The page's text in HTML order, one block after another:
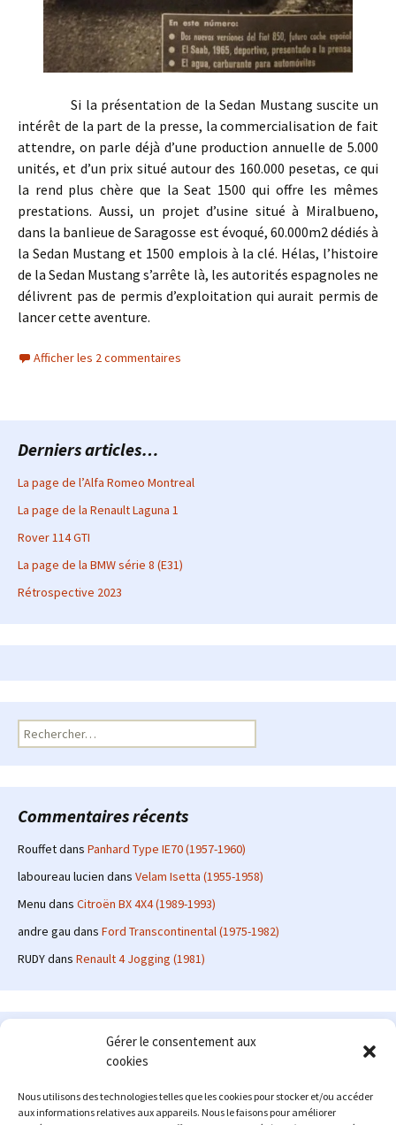
Gérer le consentement aux
cookies
Nous utilisons des technologies telles que les cookies pour stocker et/ou accéder
aux informations relatives aux appareils. Nous le faisons pour améliorer
Si la présentation de la Sedan Mustang suscite un
intérêt de la part de la presse, la commercialisation de fait
attendre, on parle déjà d’une production annuelle de 5.000
unités, et d’un prix situé autour des 160.000 pesetas, ce qui
la rend plus chère que la Seat 1500 qui offre les mêmes
prestations. Aussi, un projet d’usine situé à Miralbueno,
dans la banlieue de Saragosse est évoqué, 60.000m2 dédiés à
la Sedan Mustang et 1500 emplois à la clé. Hélas, l’histoire
de la Sedan Mustang s’arrête là, les autorités espagnoles ne
délivrent pas de permis d’exploitation qui aurait permis de
lancer cette aventure.
Afficher les 2 commentaires
Derniers articles…
La page de l’Alfa Romeo Montreal
La page de la Renault Laguna 1
Rover 114 GTI
La page de la BMW série 8 (E31)
Rétrospective 2023
Rechercher :
Commentaires récents
Rouffetdans Panhard Type IE70 (1957-1960)
laboureau lucien dans Velam Isetta (1955-1958)
Menu dans Citroën BX 4X4 (1989-1993)
andre gau dans Ford Transcontinental (1975-1982)
RUDYdans Renault 4 Jogging (1981)
Le site en quelques mots
: passionné d'automobile ancienne depuis de
nombreuses années, j'ai commencé à partager ma passion sur
internet à partir de 2009 au travers d'un blog qui a connu un relatif